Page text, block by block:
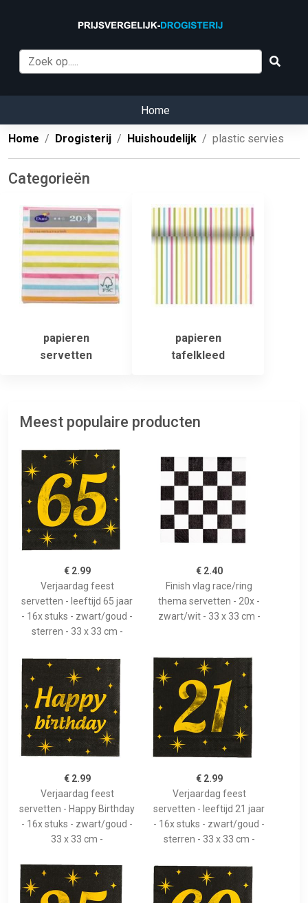
Home
Home Drogisterij Huishoudelijk plastic servies
Categorieën
papieren
servetten
papieren
tafelkleed
Meest populaire producten
€ 2.99
Verjaardag feest
servetten - leeftijd 65 jaar
- 16x stuks - zwart/goud -
sterren - 33 x 33 cm -
€ 2.40
Finish vlag race/ring
thema servetten - 20x -
zwart/wit - 33 x 33 cm -
€ 2.99
Verjaardag feest
servetten - Happy Birthday
- 16x stuks - zwart/goud -
33 x 33 cm -
€ 2.99
Verjaardag feest
servetten - leeftijd 21 jaar
- 16x stuks - zwart/goud -
sterren - 33 x 33 cm -